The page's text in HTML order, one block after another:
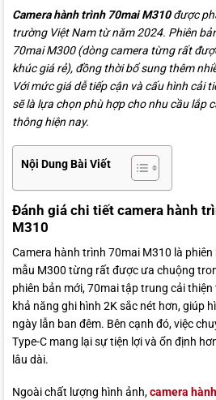
Camera hành trình 70mai M310được
trường Việt Nam từ năm 2024. Phiên
70mai M300 (dòng camera từng rất
khúc giá rẻ), đồng thời bổ sung thêm
Với mức giá dễ tiếp cận và cấu hình cải
sẽ là lựa chọn phù hợp cho nhu cầu lắp
thông hiện nay.
Nội Dung Bài Viết
Đánh giá chi tiết camera hành
M310
Camera hành trình 70mai M310 là
mẫu M300 từng rất được ưa chuộng
phiên bản mới, 70mai tập trung cải
khả năng ghi hình 2K sắc nét hơn, giúp
ngày lẫn ban đêm. Bên cạnh đó, việc
Type-C mang lại sự tiện lợi và ổn định
lâu dài.
Ngoài chất lượng hình ảnh,camera
ảnh